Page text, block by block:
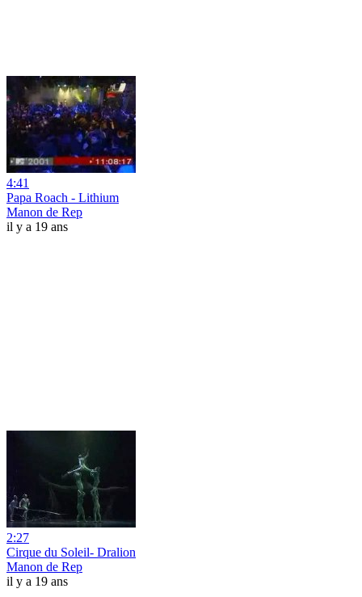
4:41
Papa Roach - Lithium
Manon de Rep
il y a 19 ans
2:27
Cirque du Soleil- Dralion
Manon de Rep
il y a 19 ans